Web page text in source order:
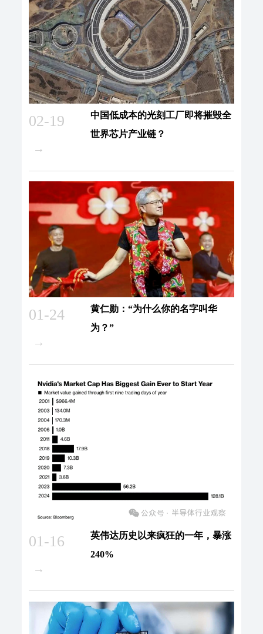
02-19
→
中国低成本的光刻工厂即将摧毁全
世界芯片产业链？
01-24
→
黄仁勋：“为什么你的名字叫华
为？”
01-16
→
英伟达历史以来疯狂的一年，暴涨
240%